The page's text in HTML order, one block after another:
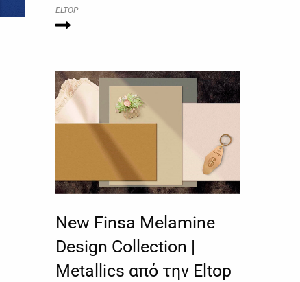
ELTOP
New Finsa Melamine
Design Collection |
Metallics από την Eltop